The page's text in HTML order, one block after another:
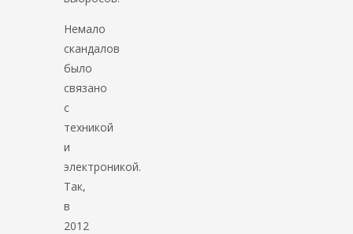
Немало
скандалов
было
связано
с
техникой
и
электроникой.
Так,
в
2012